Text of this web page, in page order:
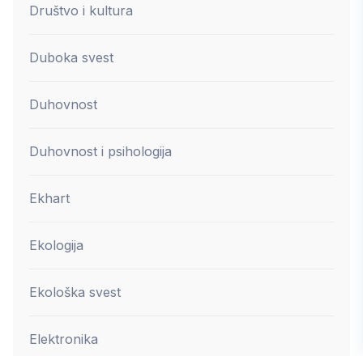
Društvo i kultura
Duboka svest
Duhovnost
Duhovnost i psihologija
Ekhart
Ekologija
Ekološka svest
Elektronika